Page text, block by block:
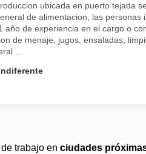
ubicada en puerto tejada
de alimentacion, las personas
año de experiencia en el cargo o
de menaje, jugos, ensaladas,
...
trabajo en ciudades